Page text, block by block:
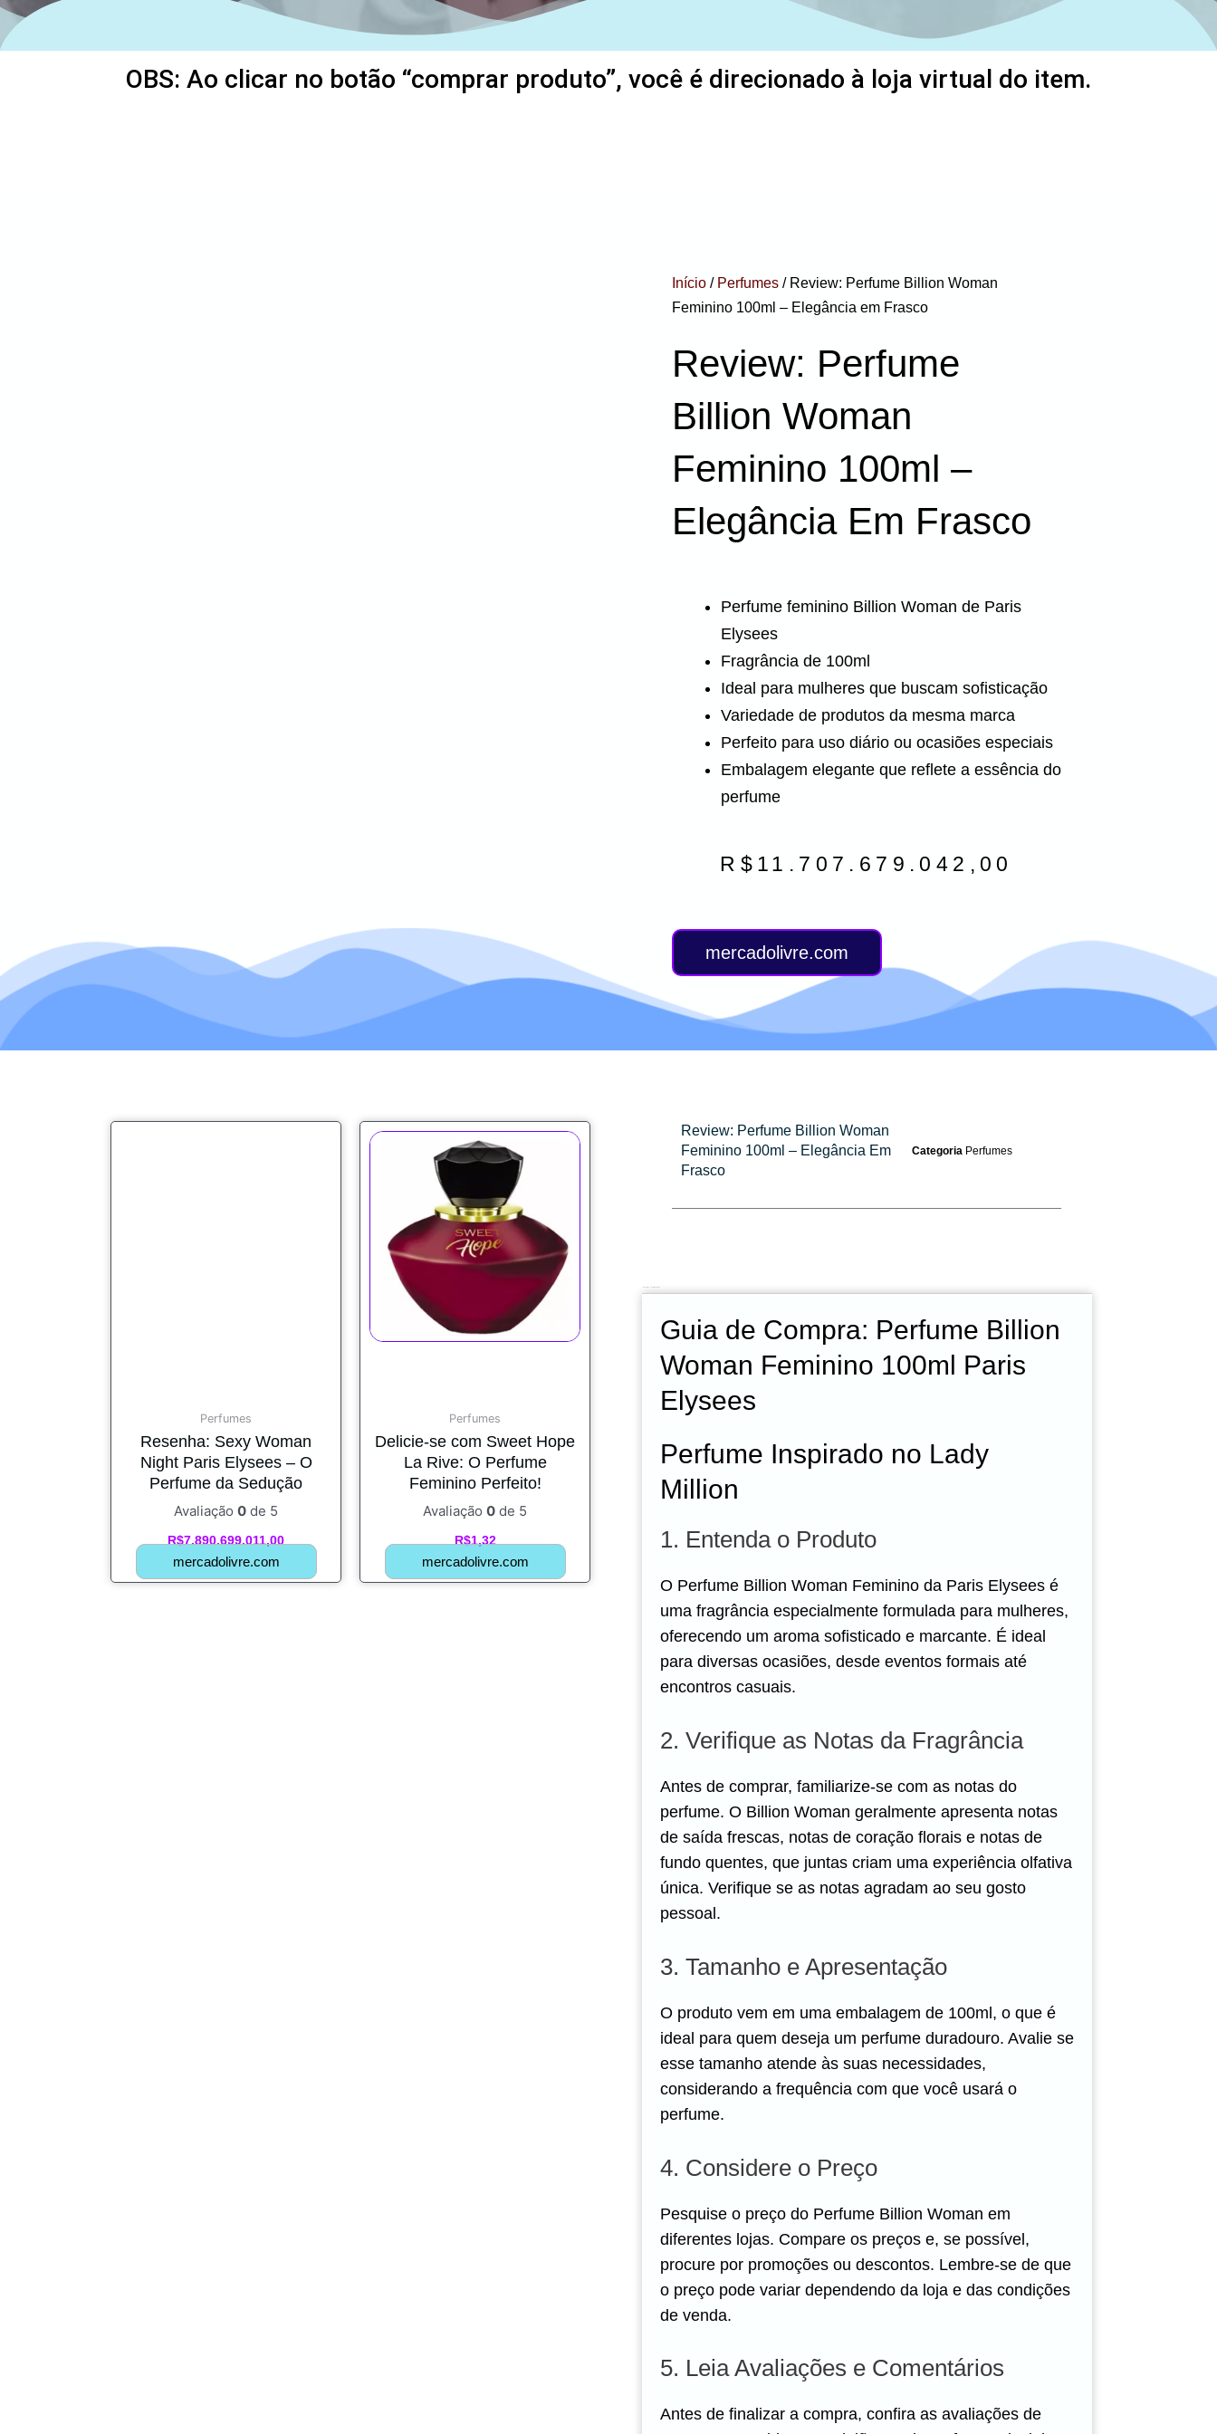
OBS: Ao clicar no botão “comprar produto”, você é direcionado à loja virtual do item.
Início / Perfumes / Review: Perfume Billion Woman
Feminino 100ml – Elegância em Frasco
Review: Perfume
Billion Woman
Feminino 100ml –
Elegância Em Frasco
Perfume feminino Billion Woman de Paris
Elysees
Fragrância de 100ml
Ideal para mulheres que buscam sofisticação
Variedade de produtos da mesma marca
Perfeito para uso diário ou ocasiões especiais
Embalagem elegante que reflete a essência do
perfume
R$ 11.707.679.042,00
mercadolivre.com
Perfumes
Resenha: Sexy Woman
Night Paris Elysees – O
Perfume da Sedução
Avaliação 0 de 5
R$7.890.699.011,00
mercadolivre.com
Perfumes
Delicie-se com Sweet Hope
La Rive: O Perfume
Feminino Perfeito!
Avaliação 0 de 5
R$1,32
mercadolivre.com
Review: Perfume Billion Woman
Feminino 100ml – Elegância Em
Frasco
Categoria Perfumes
Guia de Compra: Perfume Billion
Woman Feminino 100ml Paris
Elysees
Perfume Inspirado no Lady
Million
1. Entenda o Produto
O Perfume Billion Woman Feminino da Paris Elysees é
uma fragrância especialmente formulada para mulheres,
oferecendo um aroma sofisticado e marcante. É ideal
para diversas ocasiões, desde eventos formais até
encontros casuais.
2. Verifique as Notas da Fragrância
Antes de comprar, familiarize-se com as notas do
perfume. O Billion Woman geralmente apresenta notas
de saída frescas, notas de coração florais e notas de
fundo quentes, que juntas criam uma experiência olfativa
única. Verifique se as notas agradam ao seu gosto
pessoal.
3. Tamanho e Apresentação
O produto vem em uma embalagem de 100ml, o que é
ideal para quem deseja um perfume duradouro. Avalie se
esse tamanho atende às suas necessidades,
considerando a frequência com que você usará o
perfume.
4. Considere o Preço
Pesquise o preço do Perfume Billion Woman em
diferentes lojas. Compare os preços e, se possível,
procure por promoções ou descontos. Lembre-se de que
o preço pode variar dependendo da loja e das condições
de venda.
5. Leia Avaliações e Comentários
Antes de finalizar a compra, confira as avaliações de